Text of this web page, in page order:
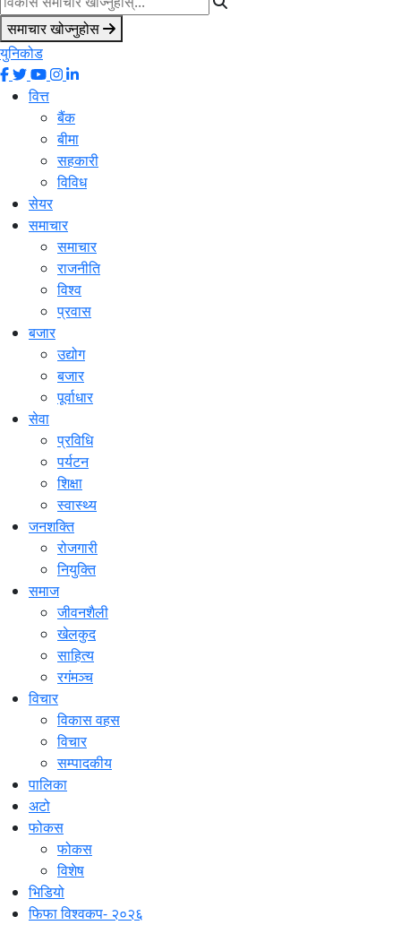
समाचार खोज्नुहोस
युनिकोड
वित्त
बैंक
बीमा
सहकारी
विविध
सेयर
समाचार
समाचार
राजनीति
विश्व
प्रवास
बजार
उद्योग
बजार
पूर्वाधार
सेवा
प्रविधि
पर्यटन
शिक्षा
स्वास्थ्य
जनशक्ति
रोजगारी
नियुक्ति
समाज
जीवनशैली
खेलकुद
साहित्य
रगंमञ्च
विचार
विकास वहस
विचार
सम्पादकीय
पालिका
अटो
फोकस
फोकस
विशेष
भिडियो
फिफा विश्वकप- २०२६